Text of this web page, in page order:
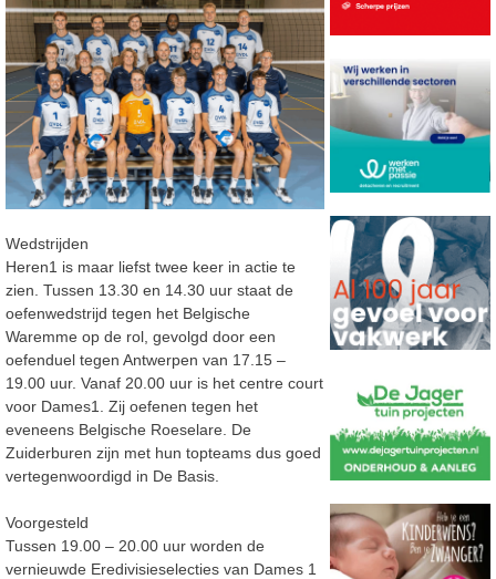
Wedstrijden
Heren1 is maar liefst twee keer in actie te
zien. Tussen 13.30 en 14.30 uur staat de
oefenwedstrijd tegen het Belgische
Waremme op de rol, gevolgd door een
oefenduel tegen Antwerpen van 17.15 –
19.00 uur. Vanaf 20.00 uur is het centre court
voor Dames1. Zij oefenen tegen het
eveneens Belgische Roeselare. De
Zuiderburen zijn met hun topteams dus goed
vertegenwoordigd in De Basis.
Voorgesteld
Tussen 19.00 – 20.00 uur worden de
vernieuwde Eredivisieselecties van Dames 1